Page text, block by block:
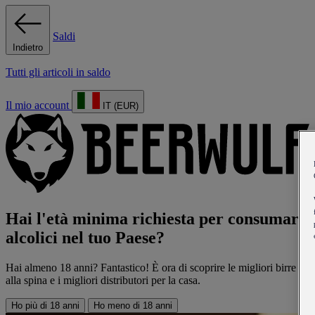
Indietro
Saldi
Tutti gli articoli in saldo
Il mio account IT (EUR)
Hai l'età minima richiesta per consumare
alcolici nel tuo Paese?
Hai almeno 18 anni? Fantastico! È ora di scoprire le migliori birre
alla spina e i migliori distributori per la casa.
Ho più di 18 anni Ho meno di 18 anni